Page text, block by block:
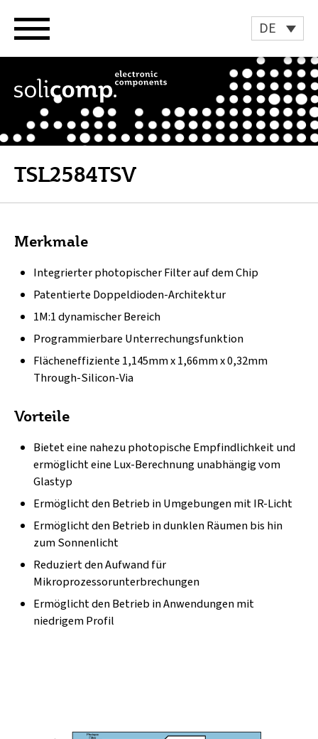
DE
Inhalt
TSL2584TSV
Merkmale
Integrierter photopischer Filter auf dem Chip
Patentierte Doppeldioden-Architektur
1M:1 dynamischer Bereich
Programmierbare Unterrechungsfunktion
Flächeneffiziente 1,145mm x 1,66mm x 0,32mm
Through-Silicon-Via
Vorteile
Bietet eine nahezu photopische Empfindlichkeit und
ermöglicht eine Lux-Berechnung unabhängig vom
Glastyp
Ermöglicht den Betrieb in Umgebungen mit IR-Licht
Ermöglicht den Betrieb in dunklen Räumen bis hin
zum Sonnenlicht
Reduziert den Aufwand für
Mikroprozessorunterbrechungen
Ermöglicht den Betrieb in Anwendungen mit
niedrigem Profil